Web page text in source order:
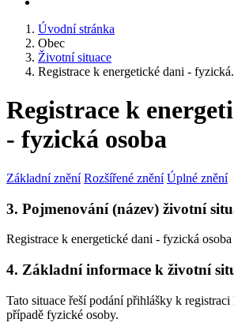
Úvodní stránka
Obec
Životní situace
Registrace k energetické dani -
Registrace k
- fyzická osoba
Základní znění Rozšířené znění Úplné znění
3. Pojmenování (název) životní
Registrace k energetické dani - fyzická osoba
4. Základní informace k životní
Tato situace řeší podání přihlášky k
případě fyzické osoby.